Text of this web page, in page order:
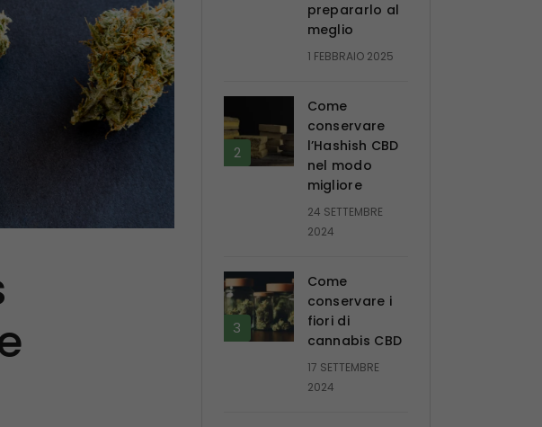
prepararlo al
meglio
1 FEBBRAIO 2025
Come
conservare
l’Hashish CBD
nel modo
migliore
24 SETTEMBRE
2024
Come
conservare i
fiori di
cannabis CBD
17 SETTEMBRE
2024